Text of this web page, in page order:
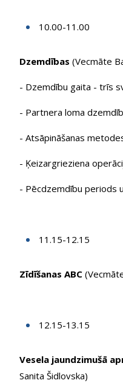
10.00-11.00
Dzemdības (Vecmāte
- Dzemdību gaita - trīs
- Partnera loma
- Atsāpināšanas
- Ķeizargrieziena
- Pēcdzemdību periods
11.15-12.15
Zīdīšanas ABC
12.15-13.15
Vesela jaundzimušā
Sanita Šidlovska)